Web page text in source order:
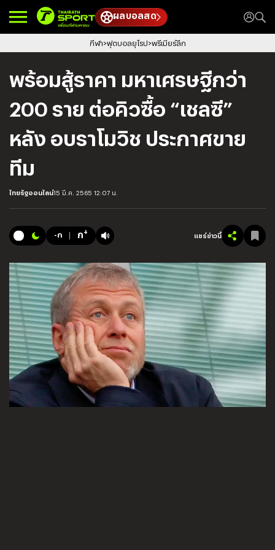
ผลบอลสด
กีฬา ฟุตบอลยุโรป พรีเมียร์ลีก
พร้อมสู้ราคา มหาเศรษฐีกว่า
200 ราย ต่อคิวซื้อ “เชลซี”
หลัง อบราโมวิช ประกาศขาย
ทีม
ไทยรัฐออนไลน์15 มี.ค. 2565 12:07 น.
-ก ก+ แชร์ข่าวนี้